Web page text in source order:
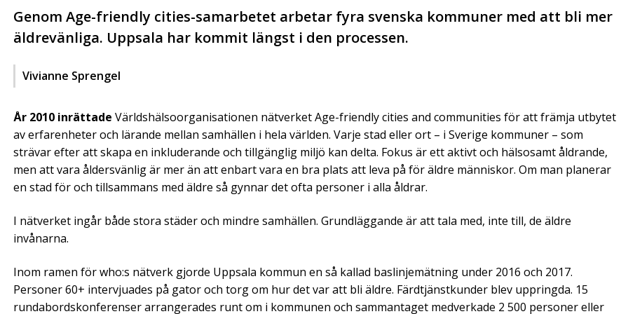
Genom Age-friendly cities-samarbetet arbetar fyra svenska kommuner med att bli mer
äldrevänliga. Uppsala har kommit längst i den processen.
Vivianne Sprengel
År 2010 inrättade Världshälsoorganisationen nätverket Age-friendly cities and communities för att främja utbytet
av erfarenheter och lärande mellan samhällen i hela världen. Varje stad eller ort – i Sverige kommuner – som
strävar efter att skapa en inkluderande och tillgänglig miljö kan delta. Fokus är ett aktivt och hälsosamt åldrande,
men att vara åldersvänlig är mer än att enbart vara en bra plats att leva på för äldre människor. Om man planerar
en stad för och tillsammans med äldre så gynnar det ofta personer i alla åldrar.
I nätverket ingår både stora städer och mindre samhällen. Grundläggande är att tala med, inte till, de äldre
invånarna.
Inom ramen för who:s nätverk gjorde Uppsala kommun en så kallad baslinjemätning under 2016 och 2017.
Personer 60+ intervjuades på gator och torg om hur det var att bli äldre. Färdtjänstkunder blev uppringda. 15
rundabordskonferenser arrangerades runt om i kommunen och sammantaget medverkade 2 500 personer eller